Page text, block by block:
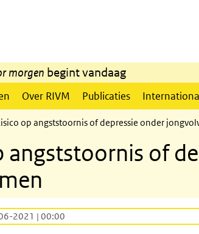
morgen begint vandaag
Over RIVM Publicaties
op angststoornis of depressie onder
angststoornis of
2021 | 00:00